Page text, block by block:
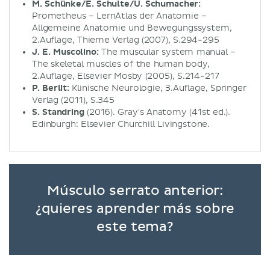
M. Schünke/E. Schulte/U. Schumacher:
Prometheus – LernAtlas der Anatomie –
Allgemeine Anatomie und Bewegungssystem,
2.Auflage, Thieme Verlag (2007), S.294-295
J. E. Muscolino:The muscular system manual –
The skeletal muscles of the human body,
2.Auflage, Elsevier Mosby (2005), S.214-217
P. Berlit: Klinische Neurologie, 3.Auflage, Springer
Verlag (2011), S.345
S. Standring (2016). Gray's Anatomy (41st ed.).
Edinburgh: Elsevier Churchill Livingstone.
Músculo serrato anterior:
¿quieres aprender más sobre
este tema?